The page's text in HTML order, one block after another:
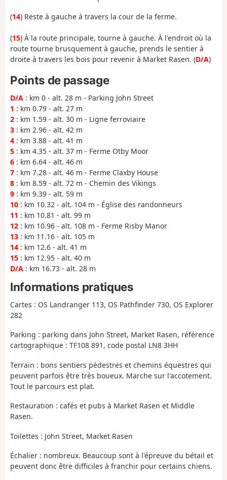
(14) Reste à gauche à travers la cour de la ferme.
(15) À la route principale, tourne à gauche. À l'endroit où la
route tourne brusquement à gauche, prends le sentier à
droite à travers les bois pour revenir à Market Rasen. (D/A)
Points de passage
D/A : km 0 - alt. 28 m - Parking John Street
1 : km 0.79 - alt. 27 m
2 : km 1.59 - alt. 30 m - Ligne ferroviaire
3 : km 2.96 - alt. 42 m
4 : km 3.88 - alt. 41 m
5 : km 4.35 - alt. 37 m - Ferme Otby Moor
6 : km 6.64 - alt. 46 m
7 : km 7.28 - alt. 46 m - Ferme Claxby House
8 : km 8.59 - alt. 72 m - Chemin des Vikings
9 : km 9.39 - alt. 59 m
10 : km 10.32 - alt. 104 m - Église des randonneurs
11 : km 10.81 - alt. 99 m
12 : km 10.96 - alt. 108 m - Ferme Risby Manor
13 : km 11.16 - alt. 105 m
14 : km 12.6 - alt. 41 m
15 : km 12.95 - alt. 40 m
D/A : km 16.73 - alt. 28 m
Informations pratiques
Cartes : OS Landranger 113, OS Pathfinder 730, OS Explorer
282
Parking : parking dans John Street, Market Rasen, référence
cartographique : TF108 891, code postal LN8 3HH
Terrain : bons sentiers pédestres et chemins équestres qui
peuvent parfois être très boueux. Marche sur l'accotement.
Tout le parcours est plat.
Restauration : cafés et pubs à Market Rasen et Middle
Rasen.
Toilettes : John Street, Market Rasen
Échalier : nombreux. Beaucoup sont à l'épreuve du bétail et
peuvent donc être difficiles à franchir pour certains chiens.